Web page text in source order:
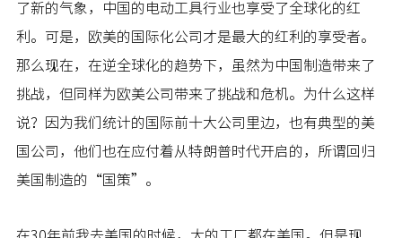
了新的气象，中国的电动工具行业也享受了全球化的红
利。可是，欧美的国际化公司才是最大的红利的享受者。
那么现在，在逆全球化的趋势下，虽然为中国制造带来了
挑战，但同样为欧美公司带来了挑战和危机。为什么这样
说？因为我们统计的国际前十大公司里边，也有典型的美
国公司，他们也在应付着从特朗普时代开启的，所谓回归
美国制造的“国策”。